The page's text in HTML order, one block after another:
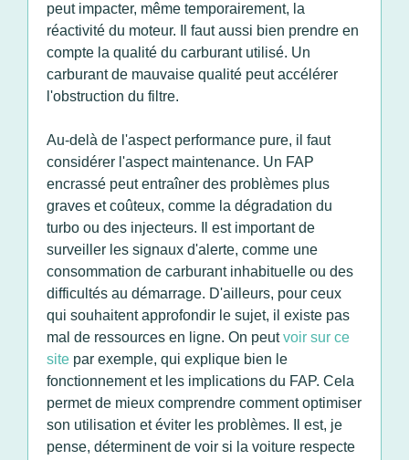
peut impacter, même temporairement, la
réactivité du moteur. Il faut aussi bien prendre en
compte la qualité du carburant utilisé. Un
carburant de mauvaise qualité peut accélérer
l'obstruction du filtre.
Au-delà de l'aspect performance pure, il faut
considérer l'aspect maintenance. Un FAP
encrassé peut entraîner des problèmes plus
graves et coûteux, comme la dégradation du
turbo ou des injecteurs. Il est important de
surveiller les signaux d'alerte, comme une
consommation de carburant inhabituelle ou des
difficultés au démarrage. D'ailleurs, pour ceux
qui souhaitent approfondir le sujet, il existe pas
mal de ressources en ligne. On peutvoir sur ce
site par exemple, qui explique bien le
fonctionnement et les implications du FAP. Cela
permet de mieux comprendre comment optimiser
son utilisation et éviter les problèmes. Il est, je
pense, déterminent de voir si la voiture respecte